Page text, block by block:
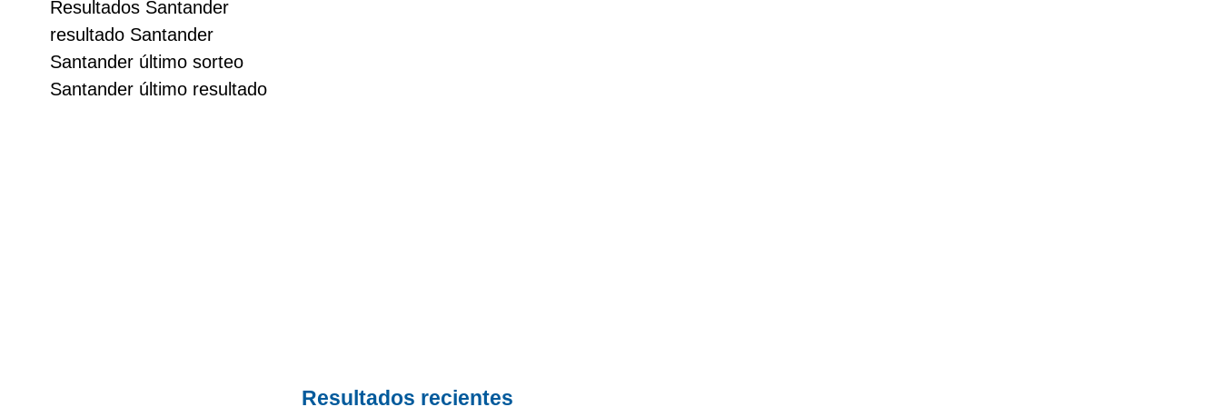
Saman de la suerte
Sinuano Día
Resultados Santander
resultado Santander
Santander último sorteo
Santander último resultado
Resultados recientes